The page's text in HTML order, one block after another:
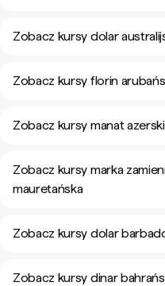
Zobacz kursy dolar
Zobacz kursy florin
Zobacz kursy manat
Zobacz kursy marka
mauretańska
Zobacz kursy dolar
Zobacz kursy dinar